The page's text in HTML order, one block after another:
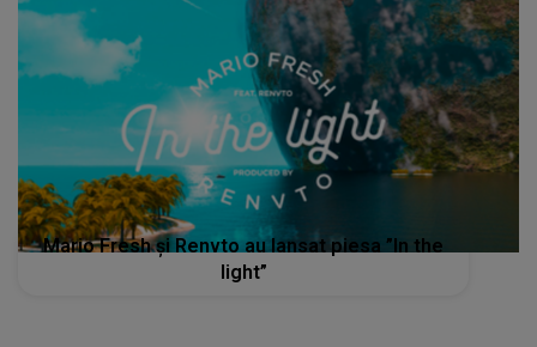
Mario Fresh și Renvto au lansat piesa ”In the
light”